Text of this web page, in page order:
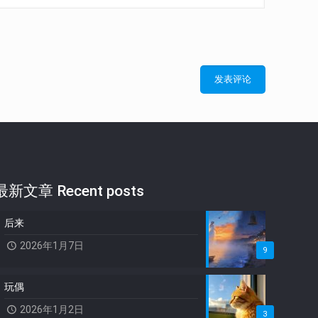
新文章 Recent posts
9
后来
2026年1月7日
3
玩偶
2026年1月2日